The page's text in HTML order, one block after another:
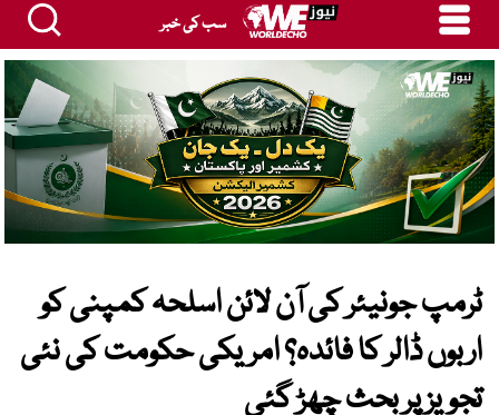
سب کی خبر
ٹرمپ جونیئر کی آن لائن اسلحہ کمپنی کو
اربوں ڈالر کا فائدہ؟ امریکی حکومت کی نئی
تجویز پر بحث چھڑ گئی